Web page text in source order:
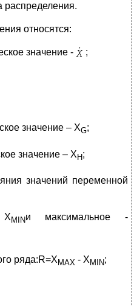
распределения.
относятся:
значение - ;
значение – XG;
значение – XH;
значений переменной
X MINи максимальное -
ряда:R=X MAX - X MIN;